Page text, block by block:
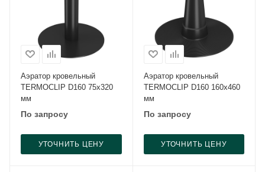
Аэратор кровельный
TERMOCLIP D160 75х320
мм
По запросу
УТОЧНИТЬ ЦЕНУ
Аэратор кровельный
TERMOCLIP D160 160х460
мм
По запросу
УТОЧНИТЬ ЦЕНУ